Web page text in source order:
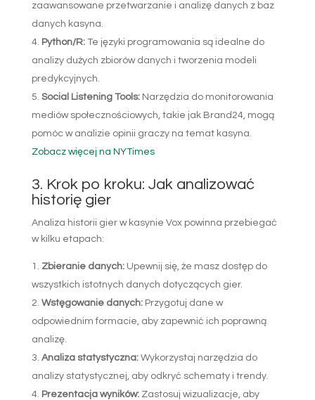
zaawansowane przetwarzanie i analizę danych z baz
danych kasyna.
Python/R:Te języki programowania są idealne do
analizy dużych zbiorów danych i tworzenia modeli
predykcyjnych.
Social Listening Tools:Narzędzia do monitorowania
mediów społecznościowych, takie jak Brand24, mogą
pomóc w analizie opinii graczy na temat kasyna.
Zobacz więcej na NYTimes
3. Krok po kroku: Jak analizować
historię gier
Analiza historii gier w kasynie Vox powinna przebiegać
w kilku etapach:
Zbieranie danych:Upewnij się, że masz dostęp do
wszystkich istotnych danych dotyczących gier.
Wstęgowanie danych:Przygotuj dane w
odpowiednim formacie, aby zapewnić ich poprawną
analizę.
Analiza statystyczna:Wykorzystaj narzędzia do
analizy statystycznej, aby odkryć schematy i trendy.
Prezentacja wyników:Zastosuj wizualizacje, aby